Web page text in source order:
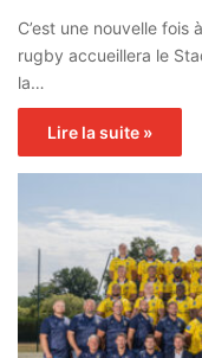
C’est une nouvelle fois
rugby accueillera le
la…
Lire la suite »